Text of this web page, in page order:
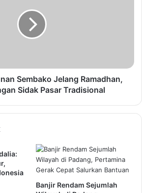
Sembako Jelang Ramadhan,
Sidak Pasar Tradisional
Banjir Rendam Sejumlah